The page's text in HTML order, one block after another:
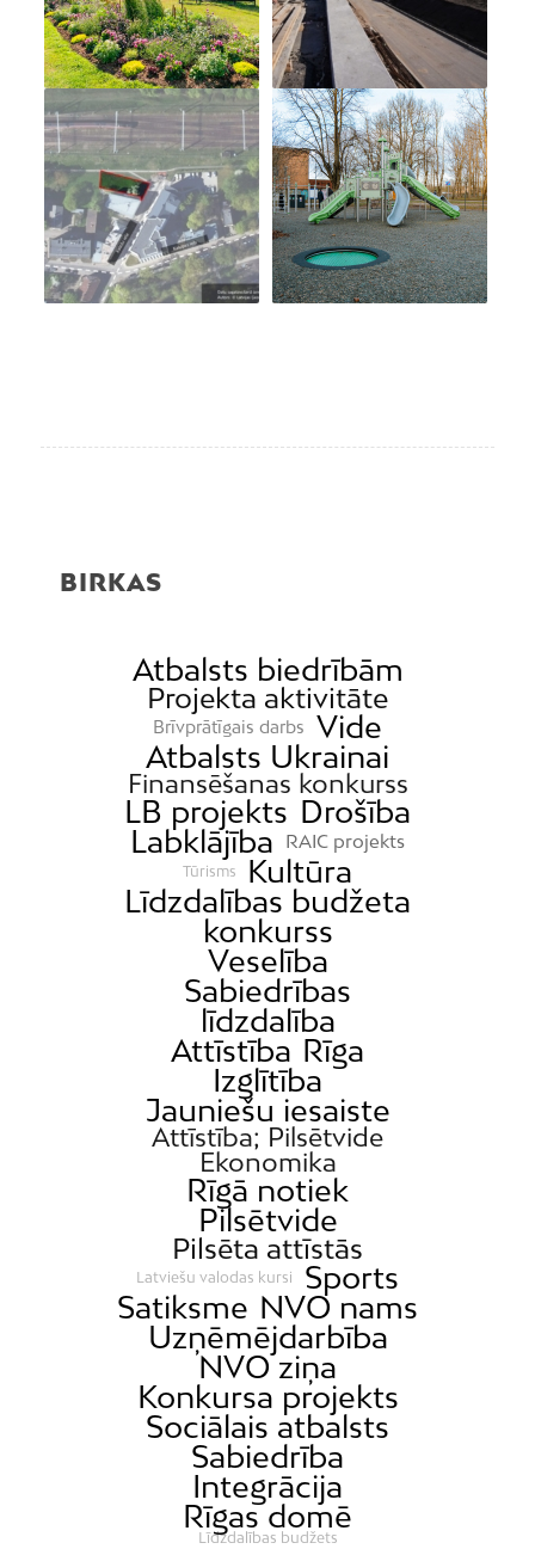
BIRKAS
Atbalsts biedrībām
Projekta aktivitāte
Brīvprātīgais darbs
Vide
Atbalsts Ukrainai
Finansēšanas konkurss
LB projekts Drošība
Labklājība
RAIC projekts
Tūrisms
Kultūra
Līdzdalības budžeta
konkurss
Veselība
Sabiedrības
līdzdalība
Attīstība Rīga
Izglītība
Jauniešu iesaiste
Attīstība; Pilsētvide
Ekonomika
Rīgā notiek
Pilsētvide
Pilsēta attīstās
Latviešu valodas kursi
Sports
Satiksme NVO nams
Uzņēmējdarbība
NVO ziņa
Konkursa projekts
Sociālais atbalsts
Sabiedrība
Integrācija
Rīgas domē
Līdzdalības budžets